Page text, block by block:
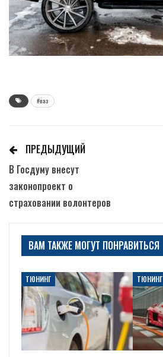
#ваз
ПРЕДЫДУЩИЙ
В Госдуму внесут
законопроект о
страховании волонтеров
ВАМ ТАКЖЕ МОГУТ ПОНРАВИТЬСЯ
ТЮНИНГ ТЮНИНГ